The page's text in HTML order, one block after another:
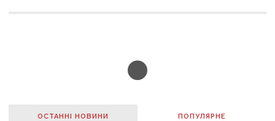
ОСТАННІ НОВИНИ ПОПУЛЯРНE